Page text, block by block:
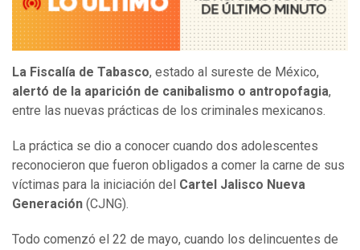
La Fiscalía de Tabasco, estado al sureste de México,
alertó de la aparición de canibalismo o antropofagia,
entre las nuevas prácticas de los criminales mexicanos.
La práctica se dio a conocer cuando dos adolescentes
reconocieron que fueron obligados a comer la carne de sus
víctimas para la iniciación del Cartel Jalisco Nueva
Generación (CJNG).
Todo comenzó el 22 de mayo, cuando los delincuentes de